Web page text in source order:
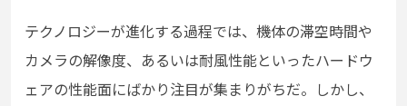
テクノロジーが進化する過程では、機体の滞空時間や
カメラの解像度、あるいは耐風性能といったハードウ
ェアの性能面にばかり注目が集まりがちだ。しかし、